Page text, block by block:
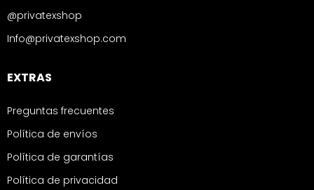
@privatexshop
Info@privatexshop.com
EXTRAS
Preguntas frecuentes
Política de envíos
Política de garantías
Política de privacidad